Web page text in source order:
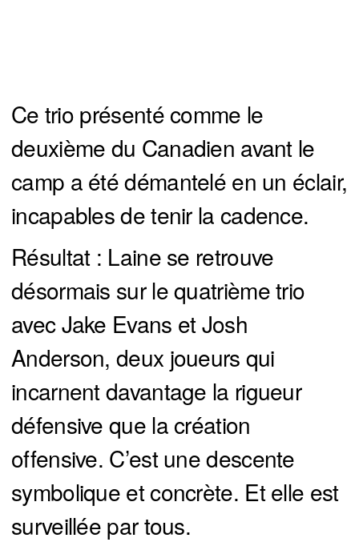
Ce trio présenté comme le
deuxième du Canadien avant le
camp a été démantelé en un éclair,
incapables de tenir la cadence.
Résultat : Laine se retrouve
désormais sur le quatrième trio
avec Jake Evans et Josh
Anderson, deux joueurs qui
incarnent davantage la rigueur
défensive que la création
offensive. C’est une descente
symbolique et concrète. Et elle est
surveillée par tous.